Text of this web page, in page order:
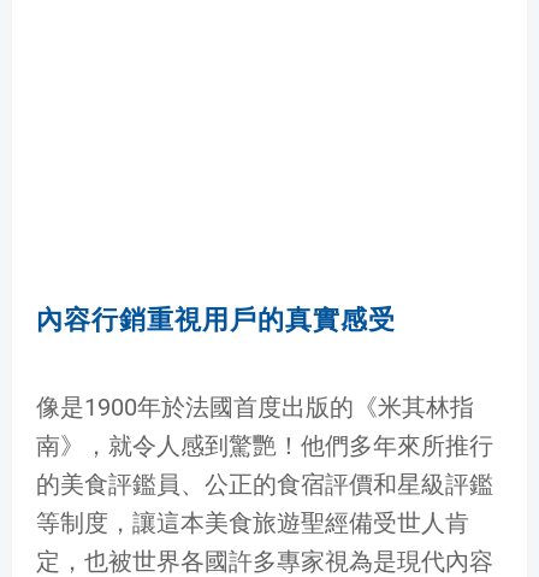
內容行銷重視用戶的真實感受
像是1900年於法國首度出版的《米其林指
南》，就令人感到驚艷！他們多年來所推行
的美食評鑑員、公正的食宿評價和星級評鑑
等制度，讓這本美食旅遊聖經備受世人肯
定，也被世界各國許多專家視為是現代內容